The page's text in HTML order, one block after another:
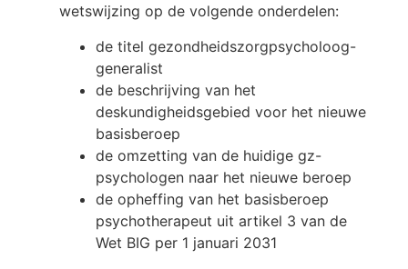
wetswijzing op de volgende onderdelen:
de titel gezondheidszorgpsycholoog-
generalist
de beschrijving van het
deskundigheidsgebied voor het nieuwe
basisberoep
de omzetting van de huidige gz-
psychologen naar het nieuwe beroep
de opheffing van het basisberoep
psychotherapeut uit artikel 3 van de
Wet BIG per 1 januari 2031